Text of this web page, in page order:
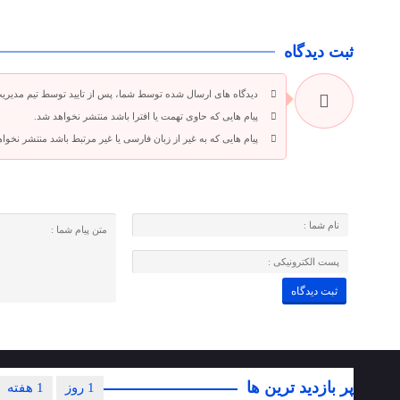
ثبت دیدگاه
دیدگاه های ارسال شده توسط شما، پس از تایید توسط تیم
پیام هایی که حاوی تهمت یا افترا باشد منتشر نخواهد شد.
پیام هایی که به غیر از زبان فارسی یا غیر مرتبط باشد منتشر
پر بازدید ترین ها 1 هفته 1 روز